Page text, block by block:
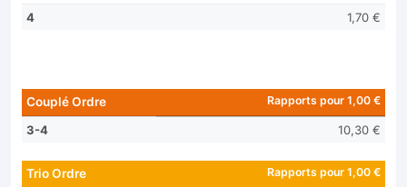
4
1,70 €
Couplé Ordre Rapports pour 1,00 €
3-4 10,30 €
Trio Ordre Rapports pour 1,00 €